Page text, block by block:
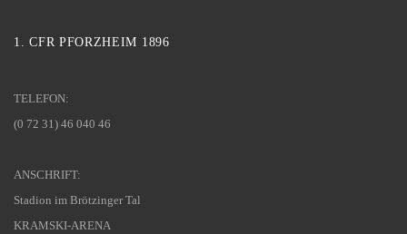
1. CFR PFORZHEIM 1896
TELEFON:
(0 72 31) 46 040 46
ANSCHRIFT:
Stadion im Brötzinger Tal
KRAMSKI-ARENA